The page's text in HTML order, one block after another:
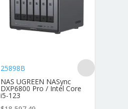
25898B
NAS UGREEN NASync
DXP6800 Pro / Intel Core
i5-123